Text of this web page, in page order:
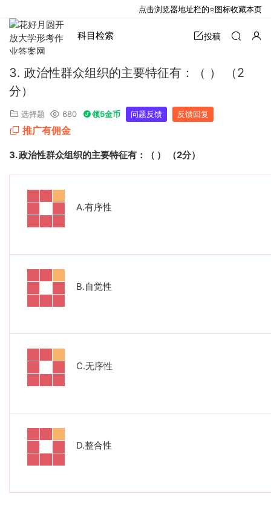
科目检索 投稿
3. 政治性群众组织的主要特征有：（ ） （2
分）
选择题 680 领5金币 问题反馈 反馈回复
推广有佣金
3.政治性群众组织的主要特征有：（ ） （2分）
A.有序性
B.自觉性
C.无序性
D.整合性
点击浏览器地址栏的⭐图标收藏本页